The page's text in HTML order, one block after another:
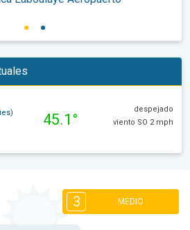
45.1°
despejado
viento SO 2 mph
3 MEDIO